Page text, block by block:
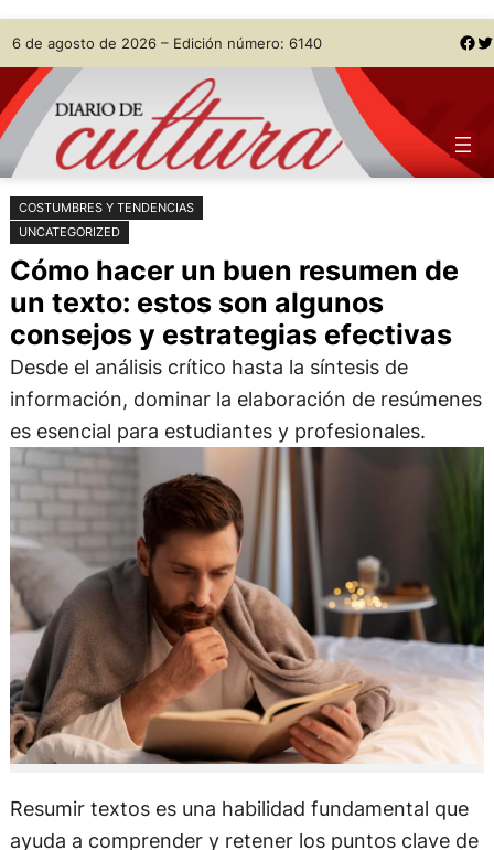
Saltar
al
contenido
Skip
to
content
6 de agosto de 2026 – Edición número: 6140 Facebook Twitter
COSTUMBRES Y TENDENCIAS
UNCATEGORIZED
Cómo hacer un buen resumen de
un texto: estos son algunos
consejos y estrategias efectivas
Desde el análisis crítico hasta la síntesis de
información, dominar la elaboración de resúmenes
es esencial para estudiantes y profesionales.
Resumir textos es una habilidad fundamental que
ayuda a comprender y retener los puntos clave de